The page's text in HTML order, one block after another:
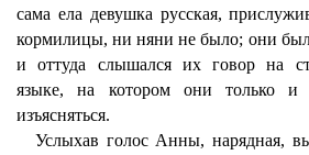
сама ела девушка русская,
кормилицы, ни няни не было; они
и оттуда слышался их говор на
языке, на котором они только и
изъясняться.
Услыхав голос Анны, нарядная,